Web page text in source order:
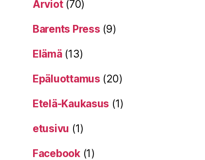
Arviot(70)
Barents Press (9)
Elämä(13)
Epäluottamus (20)
Etelä-Kaukasus (1)
etusivu (1)
Facebook(1)